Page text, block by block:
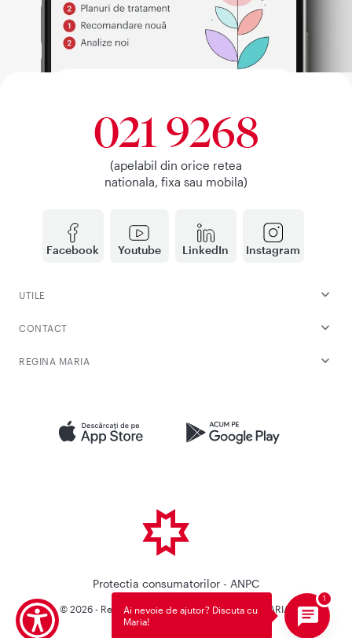
Facebook Youtube LinkedIn Instagram
021 9268
(apelabil din orice retea
nationala, fixa sau mobila)
UTILE
CONTACT
REGINA MARIA
Protectia consumatorilor - ANPC
© 2026 - Reteaua Privata de Sanatate REGINA MARIA.
Toate drepturile rezervate.
Ai nevoie de ajutor? Discuta cu
Maria!